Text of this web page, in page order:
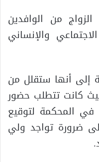
من الوافدين
والإنساني
إلى أنها ستقلل من
حيث كانت تتطلب حضور
في المحكمة لتوقيع
ضرورة تواجد ولي